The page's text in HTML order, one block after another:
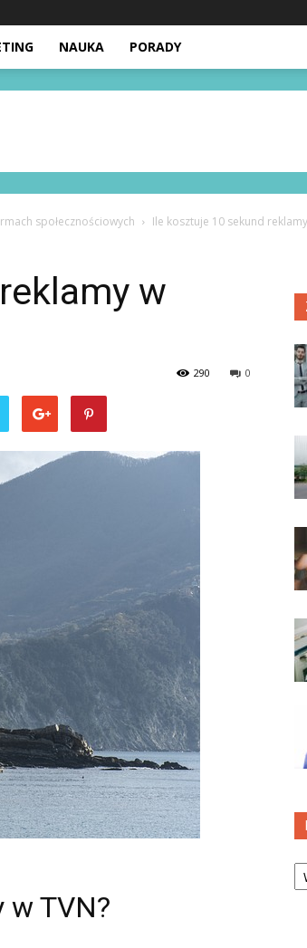
NAUKA PORADY
społecznościowych Ile kosztuje 10 sekund
w
0
290
w TVN?